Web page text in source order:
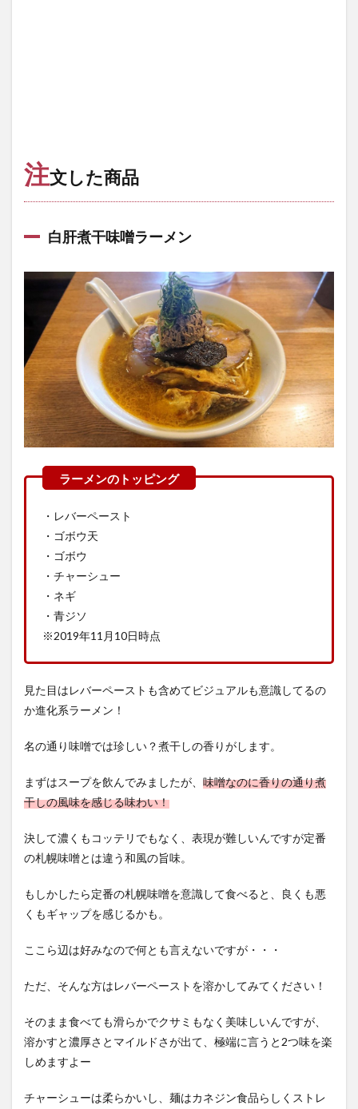
注文した商品
白肝煮干味噌ラーメン
・レバーペースト
・ゴボウ天
・ゴボウ
・チャーシュー
・ネギ
・青ジソ
※2019年11月10日時点
見た目はレバーペーストも含めてビジュアルも意識してるの
か進化系ラーメン！
名の通り味噌では珍しい？煮干しの香りがします。
まずはスープを飲んでみましたが、 味噌なのに香りの通り煮
干しの風味を感じる味わい！
決して濃くもコッテリでもなく、表現が難しいんですが定番
の札幌味噌とは違う和風の旨味。
もしかしたら定番の札幌味噌を意識して食べると、良くも悪
くもギャップを感じるかも。
ここら辺は好みなので何とも言えないですが・・・
ただ、そんな方はレバーペーストを溶かしてみてください！
そのまま食べても滑らかでクサミもなく美味しいんですが、
溶かすと濃厚さとマイルドさが出て、極端に言うと2つ味を楽
しめますよー
チャーシューは柔らかいし、麺はカネジン食品らしくストレ